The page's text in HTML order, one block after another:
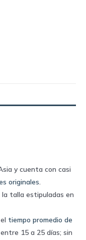
y cuenta con casi
originales
la talla estipuladas en
tiempo promedio de
15 a 25 días; sin